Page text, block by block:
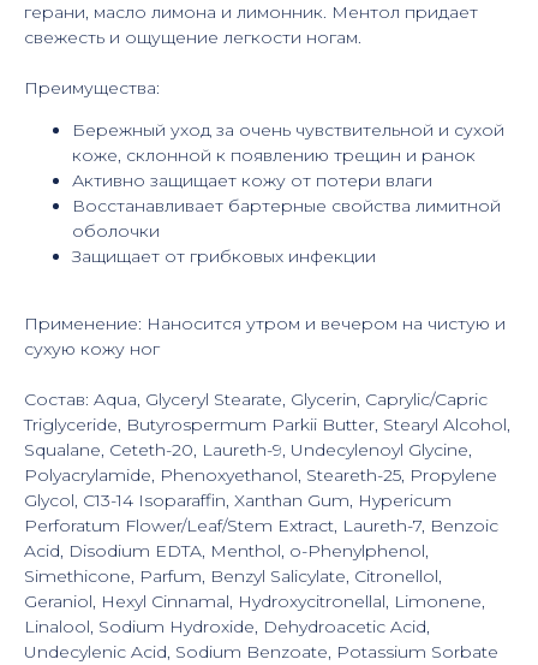
герани, масло лимона и лимонник. Ментол придает
свежесть и ощущение легкости ногам.
Преимущества:
Бережный уход за очень чувствительной и сухой
коже, склонной к появлению трещин и ранок
Активно защищает кожу от потери влаги
Восстанавливает бартерные свойства лимитной
оболочки
Защищает от грибковых инфекции
Применение: Наносится утром и вечером на чистую и
сухую кожу ног
Состав: Aqua, Glyceryl Stearate, Glycerin, Caprylic/Capric
Triglyceride, Butyrospermum Parkii Butter, Stearyl Alcohol,
Squalane, Ceteth-20, Laureth-9, Undecylenoyl Glycine,
Polyacrylamide, Phenoxyethanol, Steareth-25, Propylene
Glycol, C13-14 Isoparaffin, Xanthan Gum, Hypericum
Perforatum Flower/Leaf/Stem Extract, Laureth-7, Benzoic
Acid, Disodium EDTA, Menthol, o-Phenylphenol,
Simethicone, Parfum, Benzyl Salicylate, Citronellol,
Geraniol, Hexyl Cinnamal, Hydroxycitronellal, Limonene,
Linalool, Sodium Hydroxide, Dehydroacetic Acid,
Undecylenic Acid, Sodium Benzoate, Potassium Sorbate